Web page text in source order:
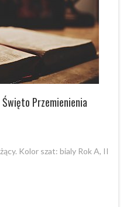
Przemienienia
Kolor szat: bialy Rok A, II